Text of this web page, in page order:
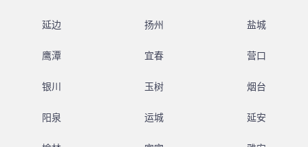
延边 扬州 盐城
鹰潭 宜春 营口
银川 玉树 烟台
阳泉 运城 延安